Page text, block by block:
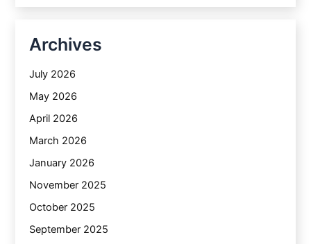
Archives
July 2026
May 2026
April 2026
March 2026
January 2026
November 2025
October 2025
September 2025